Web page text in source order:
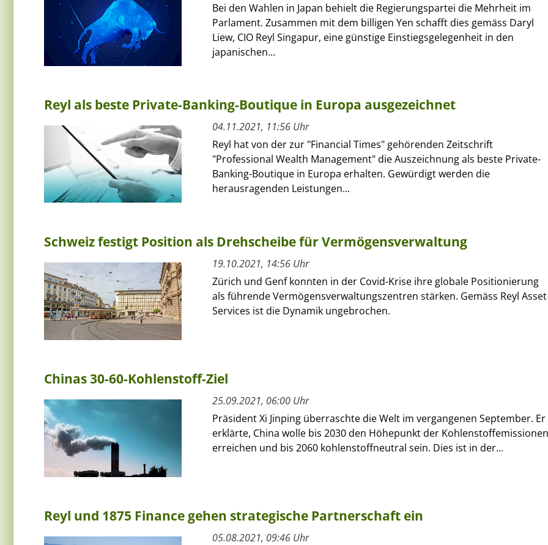
Bei den Wahlen in Japan behielt die Regierungspartei die Mehrheit im
Parlament. Zusammen mit dem billigen Yen schafft dies gemäss Daryl
Liew, CIO Reyl Singapur, eine günstige Einstiegsgelegenheit in den
japanischen...
Reyl als beste Private-Banking-Boutique in Europa ausgezeichnet
04.11.2021, 11:56 Uhr
Reyl hat von der zur "Financial Times" gehörenden Zeitschrift
"Professional Wealth Management" die Auszeichnung als beste Private-
Banking-Boutique in Europa erhalten. Gewürdigt werden die
herausragenden Leistungen...
Schweiz festigt Position als Drehscheibe für Vermögensverwaltung
19.10.2021, 14:56 Uhr
Zürich und Genf konnten in der Covid-Krise ihre globale Positionierung
als führende Vermögensverwaltungszentren stärken. Gemäss Reyl Asset
Services ist die Dynamik ungebrochen.
Chinas 30-60-Kohlenstoff-Ziel
25.09.2021, 06:00 Uhr
Präsident Xi Jinping überraschte die Welt im vergangenen September. Er
erklärte, China wolle bis 2030 den Höhepunkt der Kohlenstoffemissionen
erreichen und bis 2060 kohlenstoffneutral sein. Dies ist in der...
Reyl und 1875 Finance gehen strategische Partnerschaft ein
05.08.2021, 09:46 Uhr